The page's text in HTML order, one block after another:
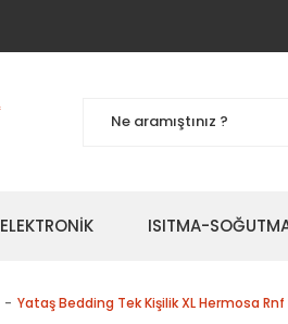
ELEKTRONİK ISITMA-
Yataş Bedding Tek Kişilik XL Hermosa Rnf